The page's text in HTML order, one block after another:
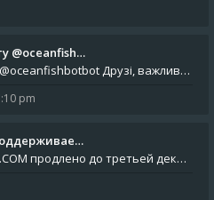
@oceanfish…
Звіти пишіть роботу @oceanfishbotbot Друзі, важливе повідомлення для учасників форума. Основне звернення опублікован
pm
Доменное имя KIEV-X.COM продлено до третьей декады августа 2027 года! Спасибо всем анонимным пользователям, которые по